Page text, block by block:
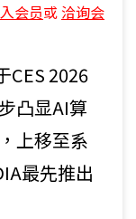
会员或 洽询会
CES 2026
凸显AI算
上移至系
最先推出